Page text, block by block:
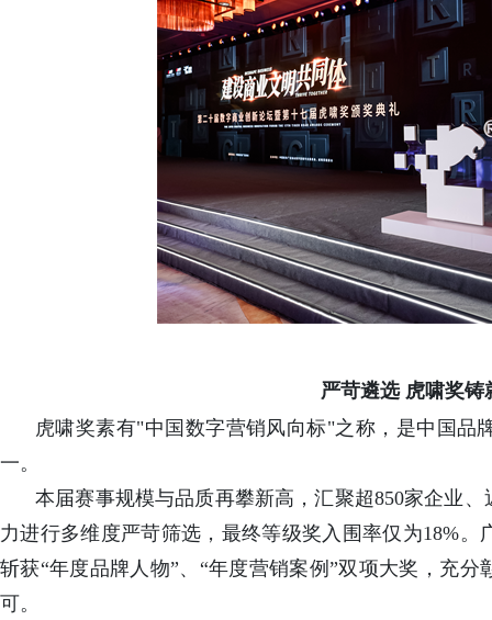
严苛遴选 虎啸奖铸
虎啸奖素有"中国数字营销风向标"之称，是中国品
一。
本届赛事规模与品质再攀新高，汇聚超850家企业
力进行多维度严苛筛选，最终等级奖入围率仅为18%
斩获“年度品牌人物”、“年度营销案例”双项大奖，充
可。